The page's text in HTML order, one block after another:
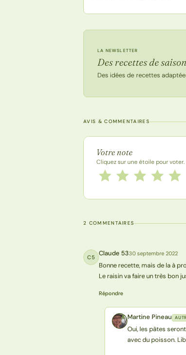
LA NEWSLETTER
Des recettes de
Des idées de recettes
AVIS & COMMENTAIRES
Note de la recette
Votre note
Cliquez sur une étoile pour voter.
Notez cette recette de
5
4 étoiles
3 étoiles
2 étoiles
1 étoile
2 COMMENTAIRES
C5 Claude 5330 septembre 2022
Bonne recette, mais de la à
Le raisin va faire un très bon
Répondre
MP Martine Pineau
Oui, les pâtes
avec du poisson.